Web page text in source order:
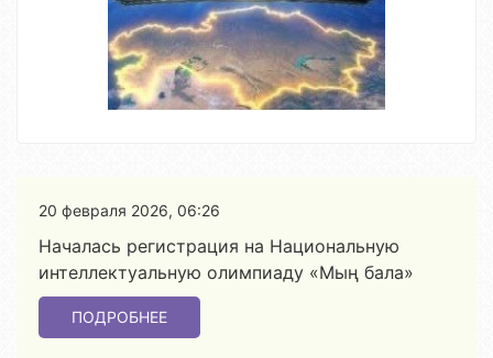
20 февраля 2026, 06:26
Началась регистрация на Национальную
интеллектуальную олимпиаду «Мың бала»
ПОДРОБНЕЕ